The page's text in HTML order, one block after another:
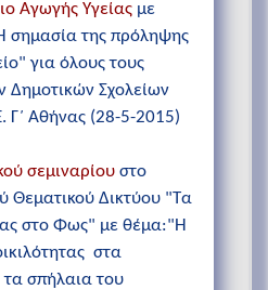
Αγωγής Υγείας με
σημασία της πρόληψης
για όλους τους
Δημοτικών Σχολείων
Γ΄ Αθήνας (28-5-2015)
σεμιναρίου στο
Θεματικού Δικτύου "Τα
στο Φως" με θέμα:"Η
στα
σπήλαια του